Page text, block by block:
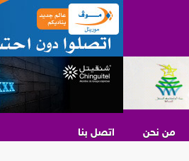
من نحن اتصل بنا